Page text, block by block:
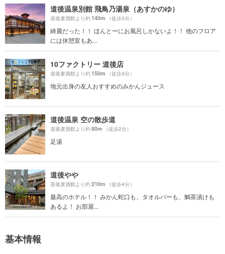
道後温泉別館 飛鳥乃湯泉（あすかのゆ）
道後麦酒館より約140m （徒歩3分）
綺麗だった！！ ほんとーにお風呂しかないよ！！ 他のフロア
には休憩室もあ...
10ファクトリー 道後店
道後麦酒館より約150m （徒歩3分）
地元出身の友人おすすめのみかんジュース
道後温泉 空の散歩道
道後麦酒館より約80m （徒歩2分）
足湯
道後やや
道後麦酒館より約210m （徒歩4分）
最高のホテル！！ みかん蛇口も、タオルバーも、鯛茶漬けも
あるよ！ お部屋...
基本情報